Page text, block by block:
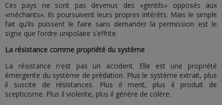
Ces pays ne sont pas devenus des «gentils» opposés aux
«méchants». Ils poursuivent leurs propres intérêts. Mais le simple
fait qu’ils puissent le faire sans demander la permission est le
signe que l’ordre unipolaire s’effrite.
La résistance comme propriété du système
La résistance n’est pas un accident. Elle est une propriété
émergente du système de prédation. Plus le système extrait, plus
il suscite de résistances. Plus il ment, plus il produit de
scepticisme. Plus il violente, plus il génère de colère.